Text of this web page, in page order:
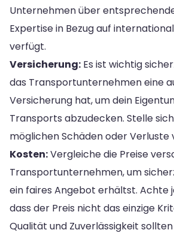
Unternehmen über
Expertise in Bezug auf
verfügt.
Versicherung: Es ist wichtig
das Transportunternehmen eine
Versicherung hat, um dein
Transports abzudecken. Stelle
möglichen Schäden oder Verluste
Kosten:Vergleiche die Preise
Transportunternehmen, um
ein faires Angebot erhältst. Achte
dass der Preis nicht das einzige
Qualität und Zuverlässigkeit